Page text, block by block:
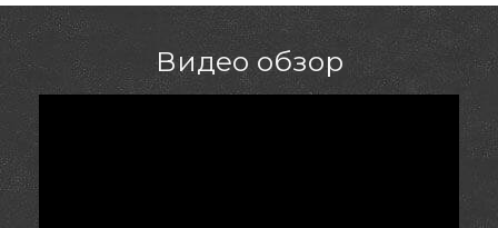
Видео обзор